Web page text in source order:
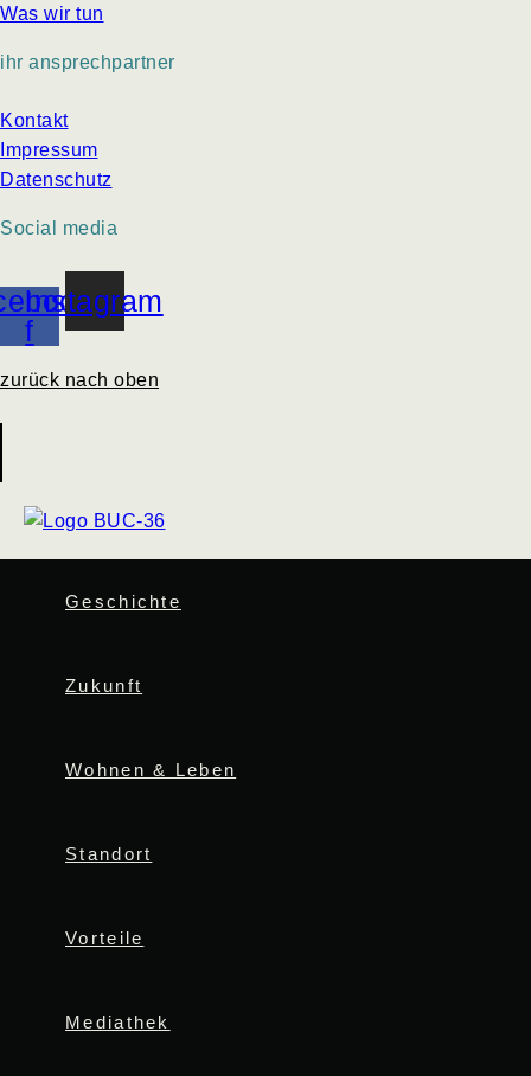
Was wir tun
ihr ansprechpartner
Kontakt
Impressum
Datenschutz
Social media
f
Instagram
zurück nach oben
Geschichte
Zukunft
Wohnen & Leben
Standort
Vorteile
Mediathek